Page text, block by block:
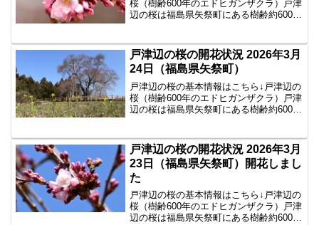
桜（樹齢600年のエドヒガンザクラ）戸津
辺の桜は福島県矢祭町にある樹齢約600年
年3月25日の戸津辺の桜の様子2026年3月
2...
戸津辺の桜の開花状況 2026年3月
24日（福島県矢祭町）
戸津辺の桜の基本情報はこちら↓戸津辺の
桜（樹齢600年のエドヒガンザクラ）戸津
辺の桜は福島県矢祭町にある樹齢約600年
年3月24日の戸津辺の桜の様子2026年3月
2...
戸津辺の桜の開花状況 2026年3月
23日（福島県矢祭町）開花しまし
た
戸津辺の桜の基本情報はこちら↓戸津辺の
桜（樹齢600年のエドヒガンザクラ）戸津
辺の桜は福島県矢祭町にある樹齢約600年